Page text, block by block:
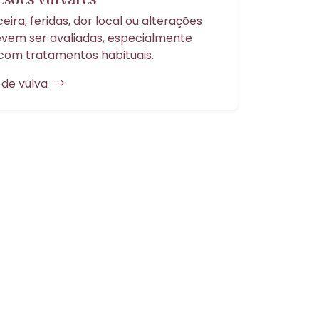
feridas, dor local ou alterações
ser avaliadas, especialmente
tratamentos habituais.
vulva